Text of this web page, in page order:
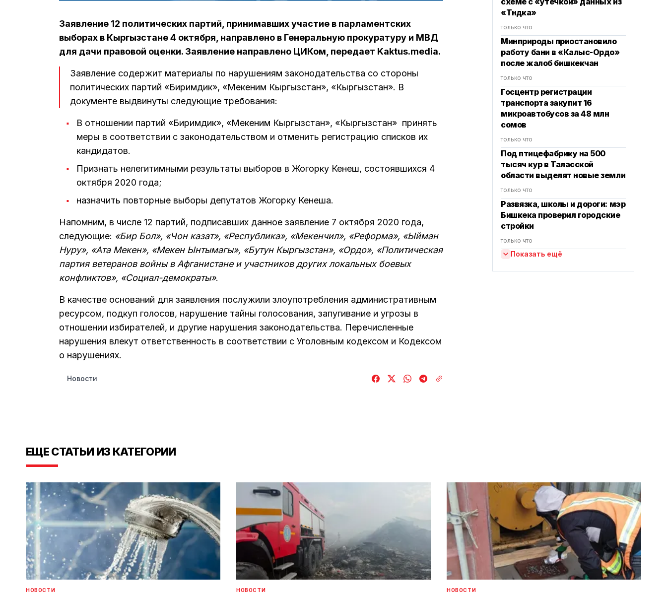
Заявление 12 политических партий, принимавших участие в парламентских
выборах в Кыргызстане 4 октября, направлено в Генеральную прокуратуру и МВД
для дачи правовой оценки. Заявление направлено ЦИКом, передает Kaktus.media.
Заявление содержит материалы по нарушениям законодательства со стороны
политических партий «Биримдик», «Мекеним Кыргызстан», «Кыргызстан». В
документе выдвинуты следующие требования:
В отношении партий «Биримдик», «Мекеним Кыргызстан», «Кыргызстан» принять
меры в соответствии с законодательством и отменить регистрацию списков их
кандидатов.
Признать нелегитимными результаты выборов в Жогорку Кенеш, состоявшихся 4
октября 2020 года;
назначить повторные выборы депутатов Жогорку Кенеша.
Напомним, в числе 12 партий, подписавших данное заявление 7 октября 2020 года,
следующие: «Бир Бол», «Чон казат», «Республика», «Мекенчил», «Реформа», «Ыйман
Нуру», «Ата Мекен», «Мекен Ынтымагы», «Бутун Кыргызстан», «Ордо», «Политическая
партия ветеранов войны в Афганистане и участников других локальных боевых
конфликтов», «Социал-демократы».
В качестве оснований для заявления послужили злоупотребления административным
ресурсом, подкуп голосов, нарушение тайны голосования, запугивание и угрозы в
отношении избирателей, и другие нарушения законодательства. Перечисленные
нарушения влекут ответственность в соответствии с Уголовным кодексом и Кодексом
о нарушениях.
Новости
«Түндүка»
только что
Минприроды приостановило
работу бани в «Калыс-Ордо»
после жалоб бишкекчан
только что
Госцентр регистрации
транспорта закупит 16
микроавтобусов за 48 млн
сомов
только что
Под птицефабрику на 500
тысяч кур в Таласской
области выделят новые земли
только что
Развязка, школы и дороги: мэр
Бишкека проверил городские
стройки
только что
Показать ещё
ЕЩЕ СТАТЬИ ИЗ КАТЕГОРИИ
НОВОСТИ НОВОСТИ НОВОСТИ